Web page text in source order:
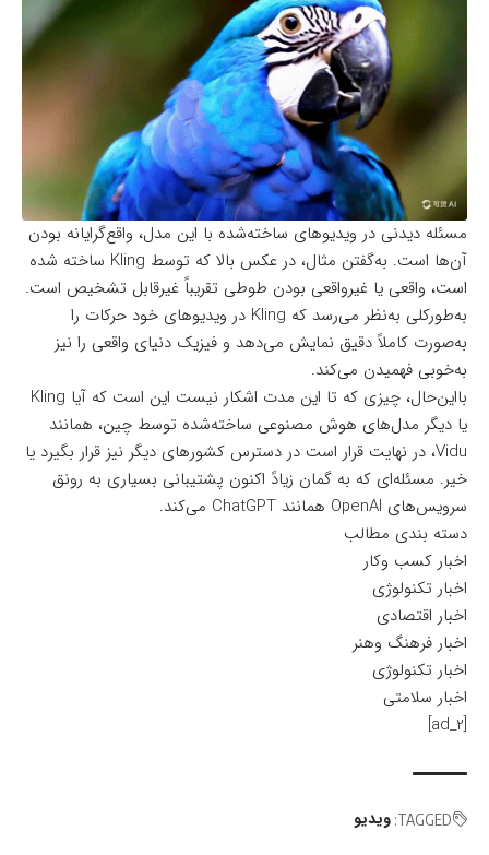
مسئله دیدنی در ویدیوهای ساخته‌شده با این مدل، واقع‌گرایانه بودن
آن‌ها است. به‌گفتن مثال، در عکس بالا که توسط Kling ساخته شده
است، واقعی یا غیرواقعی بودن طوطی تقریباً غیرقابل تشخیص است.
به‌طورکلی به‌نظر می‌رسد که Kling در ویدیوهای خود حرکات را
به‌صورت کاملاً دقیق نمایش می‌دهد و فیزیک دنیای واقعی را نیز
به‌خوبی فهمیدن می‌کند.
بااین‌حال، چیزی که تا این مدت اشکار نیست این است که آیا Kling
یا دیگر مدل‌های هوش مصنوعی ساخته‌شده توسط چین، همانند
Vidu، در نهایت قرار است در دسترس کشورهای دیگر نیز قرار بگیرد یا
خیر. مسئله‌ای که به گمان زیادً اکنون پشتیبانی بسیاری به رونق
سرویس‌های OpenAI همانند ChatGPT می‌کند.
دسته بندی مطالب
اخبار کسب وکار
اخبار تکنولوژی
اخبار اقتصادی
اخبار فرهنگ وهنر
اخبار تکنولوژی
اخبار سلامتی
[ad_2]
TAGGED: ویدیو